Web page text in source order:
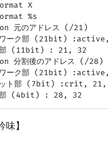
X
%s
元のアドレス (/21)
ーク部 (21bit)
(11bit) : 21, 32
分割後のアドレス (/28)
ーク部 (21bit)
ト部 (7bit) :crit,
味】